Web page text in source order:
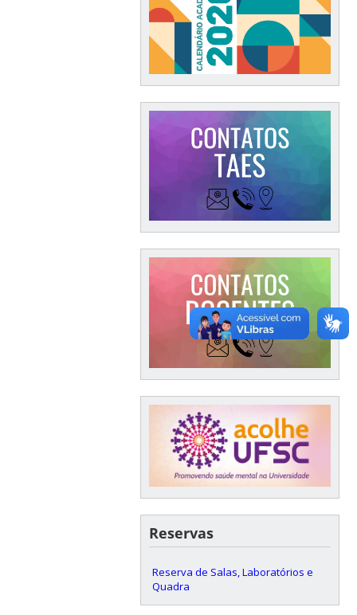
Reservas
Reserva de Salas, Laboratórios e
Quadra